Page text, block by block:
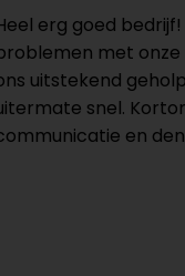
erg goed
met
uitstekend
snel.
en